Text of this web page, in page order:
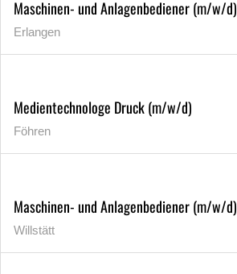
Maschinen- und Anlagenbediener (m/w/d)
Erlangen
Medientechnologe Druck (m/w/d)
Föhren
Maschinen- und Anlagenbediener (m/w/d)
Willstätt